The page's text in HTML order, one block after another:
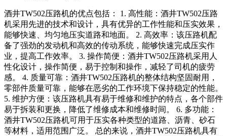
酒井TW502压路机的优点包括： 1. 高性能：酒井TW502压路
机采用先进的技术和设计，具有优异的工作性能和压实效果，
能够快速、均匀地压实道路和地面。 2. 高效率：该压路机配
备了强劲的发动机和高效的传动系统，能够快速完成压实作
业，提高工作效率。 3. 操作简便：酒井TW502压路机采用人
性化设计，操作简便，易于控制和操作，减轻了司机的疲劳
感。 4. 质量可靠：酒井TW502压路机的整体结构坚固耐用，
零部件质量可靠，能够在恶劣的工作环境下保持稳定的性能。
5. 维护方便：该压路机具有易于维修和维护的特点，各个部件
易于拆装和更换，降低了维修成本和维修时间。 6. 多功能：
酒井TW502压路机可用于压实各种类型的道路、沥青、砂石
等材料，适用范围广泛。 总的来说，酒井TW502压路机具有